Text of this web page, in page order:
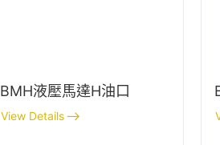
BMH液壓馬達H油口
View Details